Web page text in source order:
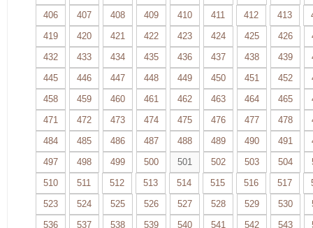
406
407 408 409 410 411 412 413
419
420 421 422 423 424 425 426
432
433 434 435 436 437 438 439
445
446 447 448 449 450 451 452
458
459 460 461 462 463 464 465
471
472 473 474 475 476 477 478
484
485 486 487 488 489 490 491
497
498 499 500 501 502 503 504
510
511 512 513 514 515 516 517
523
524 525 526 527 528 529 530
536
537 538 539 540 541 542 543